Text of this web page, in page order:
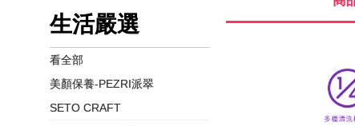
生活嚴選
看全部
美顏保養-PEZRI派翠
SETO CRAFT